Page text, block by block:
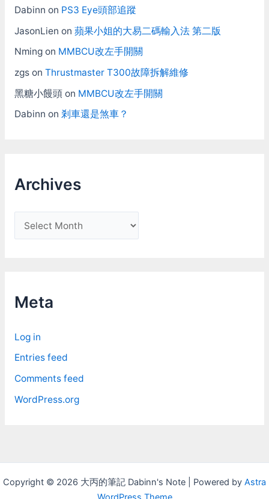
Dabinn on PS3 Eye頭部追蹤
JasonLien on 蘋果小姐的大易二碼輸入法 第二版
Nmingon MMBCU改左手開關
zgson Thrustmaster T300故障拆解維修
黑糖小饅頭on MMBCU改左手開關
Dabinn on 剎車還是煞車？
Archives
r
i
e
s
Meta
Log in
Entries feed
Comments feed
WordPress.org
Copyright © 2026 大丙的筆記 Dabinn's Note | Powered by Astra